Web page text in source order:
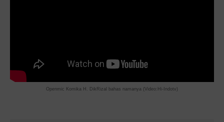
Openmic Komika H. DikRizal bahas namanya (Video:Hi-Indotv)